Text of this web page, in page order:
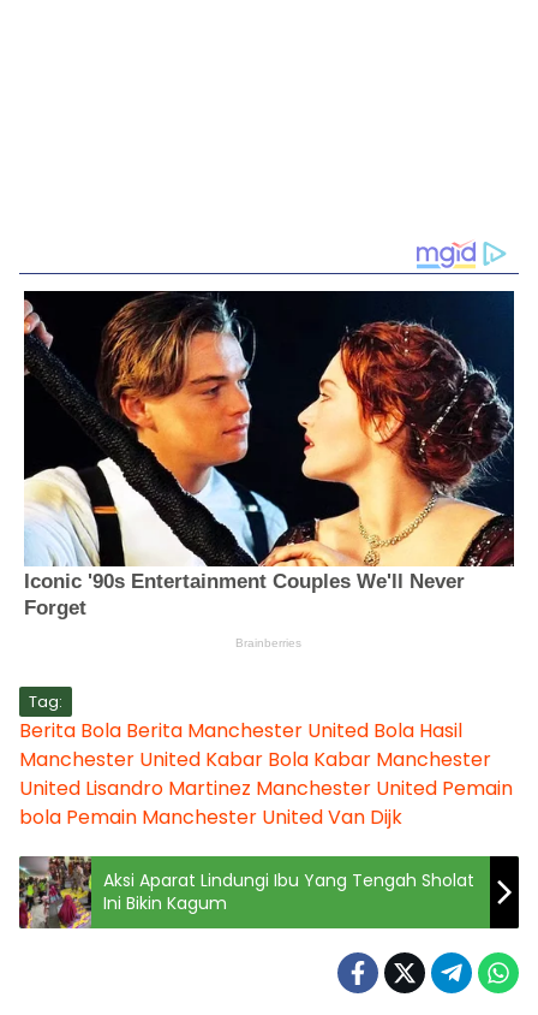
Tag:
Berita Bola Berita Manchester United Bola Hasil
Manchester United Kabar Bola Kabar Manchester
United Lisandro Martinez Manchester United Pemain
bola Pemain Manchester UnitedVan Dijk
Aksi Aparat Lindungi Ibu Yang Tengah Sholat
Ini Bikin Kagum